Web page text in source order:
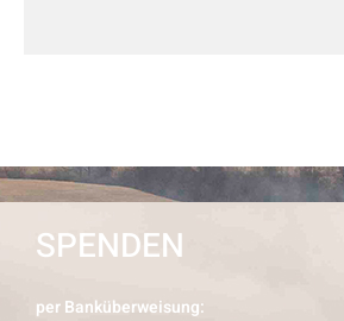
SPENDEN
per Banküberweisung: